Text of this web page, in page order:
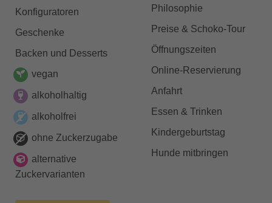
Konfiguratoren
Geschenke
Backen und Desserts
vegan
alkoholhaltig
alkoholfrei
ohne Zuckerzugabe
alternative
Zuckervarianten
Philosophie
Preise & Schoko-Tour
Öffnungszeiten
Online-Reservierung
Anfahrt
Essen & Trinken
Kindergeburtstag
Hunde mitbringen